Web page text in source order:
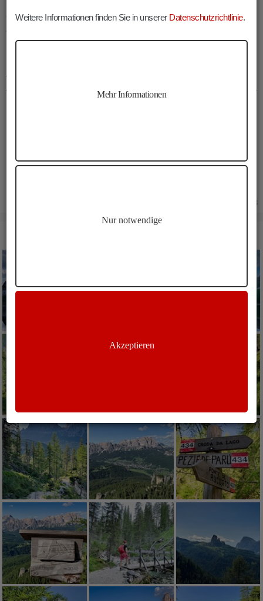
erbauteCroda da Lago Hüttenach dem Zweiten Weltkrieg den
Zusatz G. Palmieri
WANDERUNG
Max. Höhe:
2088 m
Weitere Informationen finden Sie in unserer Datenschutzrichtlinie.
Mehr Informationen
Nur notwendige
Akzeptieren